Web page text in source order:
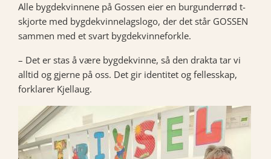
Alle bygdekvinnene på Gossen eier en burgunderrød t-
skjorte med bygdekvinnelagslogo, der det står GOSSEN
sammen med et svart bygdekvinneforkle.
– Det er stas å være bygdekvinne, så den drakta tar vi
alltid og gjerne på oss. Det gir identitet og fellesskap,
forklarer Kjellaug.